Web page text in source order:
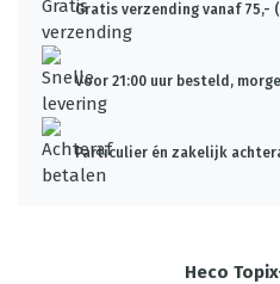
Gratis verzending vanaf 75,-
Voor 21:00 uur besteld,
Particulier én zakelijk
Heco